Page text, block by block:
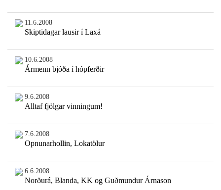
11.6.2008
Skiptidagar lausir í Laxá
10.6.2008
Ármenn bjóða í hópferðir
9.6.2008
Alltaf fjölgar vinningum!
7.6.2008
Opnunarhollin, Lokatölur
6.6.2008
Norðurá, Blanda, KK og Guðmundur Árnason